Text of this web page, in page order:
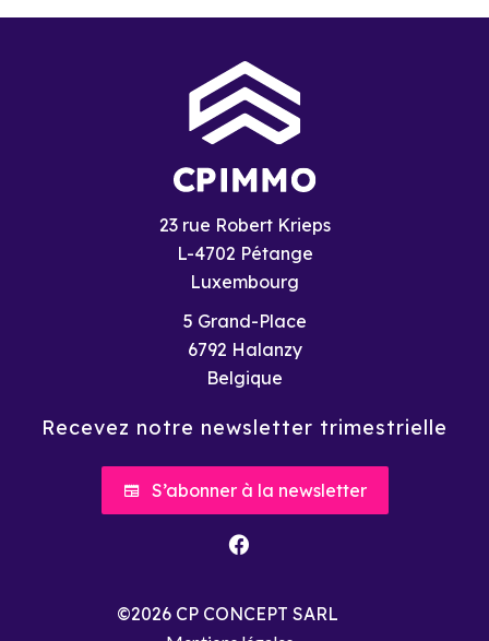
23 rue Robert Krieps
L-4702 Pétange
Luxembourg
5 Grand-Place
6792 Halanzy
Belgique
Recevez notre newsletter trimestrielle
S’abonner à la newsletter
©2026 CP CONCEPT SARL